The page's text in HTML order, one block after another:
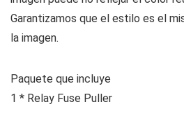
Garantizamos que el estilo es el
la imagen.
Paquete que incluye
1 * Relay Fuse Puller